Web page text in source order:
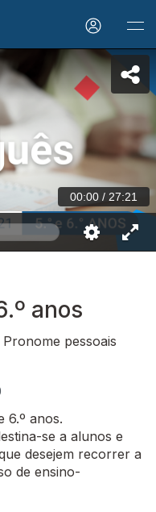
00:00 / 27:21
anos
pessoais
6.º anos.
se a alunos e
desejem recorrer a
de ensino-